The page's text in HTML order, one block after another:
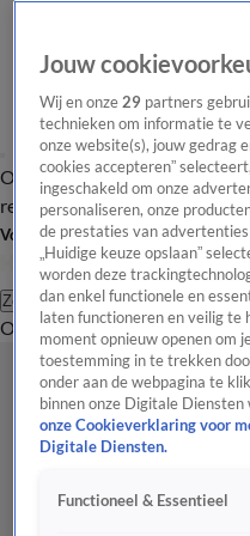
Overzicht Laatste nieuws
redactie
Volg Hart van Nederland
Zoeken
OverzichtRegioUitzendingen
Jouw
Wij en onze29 partners
technieken om informatie te
onze website(s), jouw gedrag
cookies accepteren”
ingeschakeld om onze
personaliseren, onze
de prestaties van
„Huidige keuze opslaan”
worden deze
dan enkel functionele en
laten functioneren en veilig te
moment opnieuw openen om
toestemming in te trekken
onder aan de webpagina te
binnen onze Digitale
onze Cookieverklaring voor
Digitale Diensten.
Functioneel & Essentieel